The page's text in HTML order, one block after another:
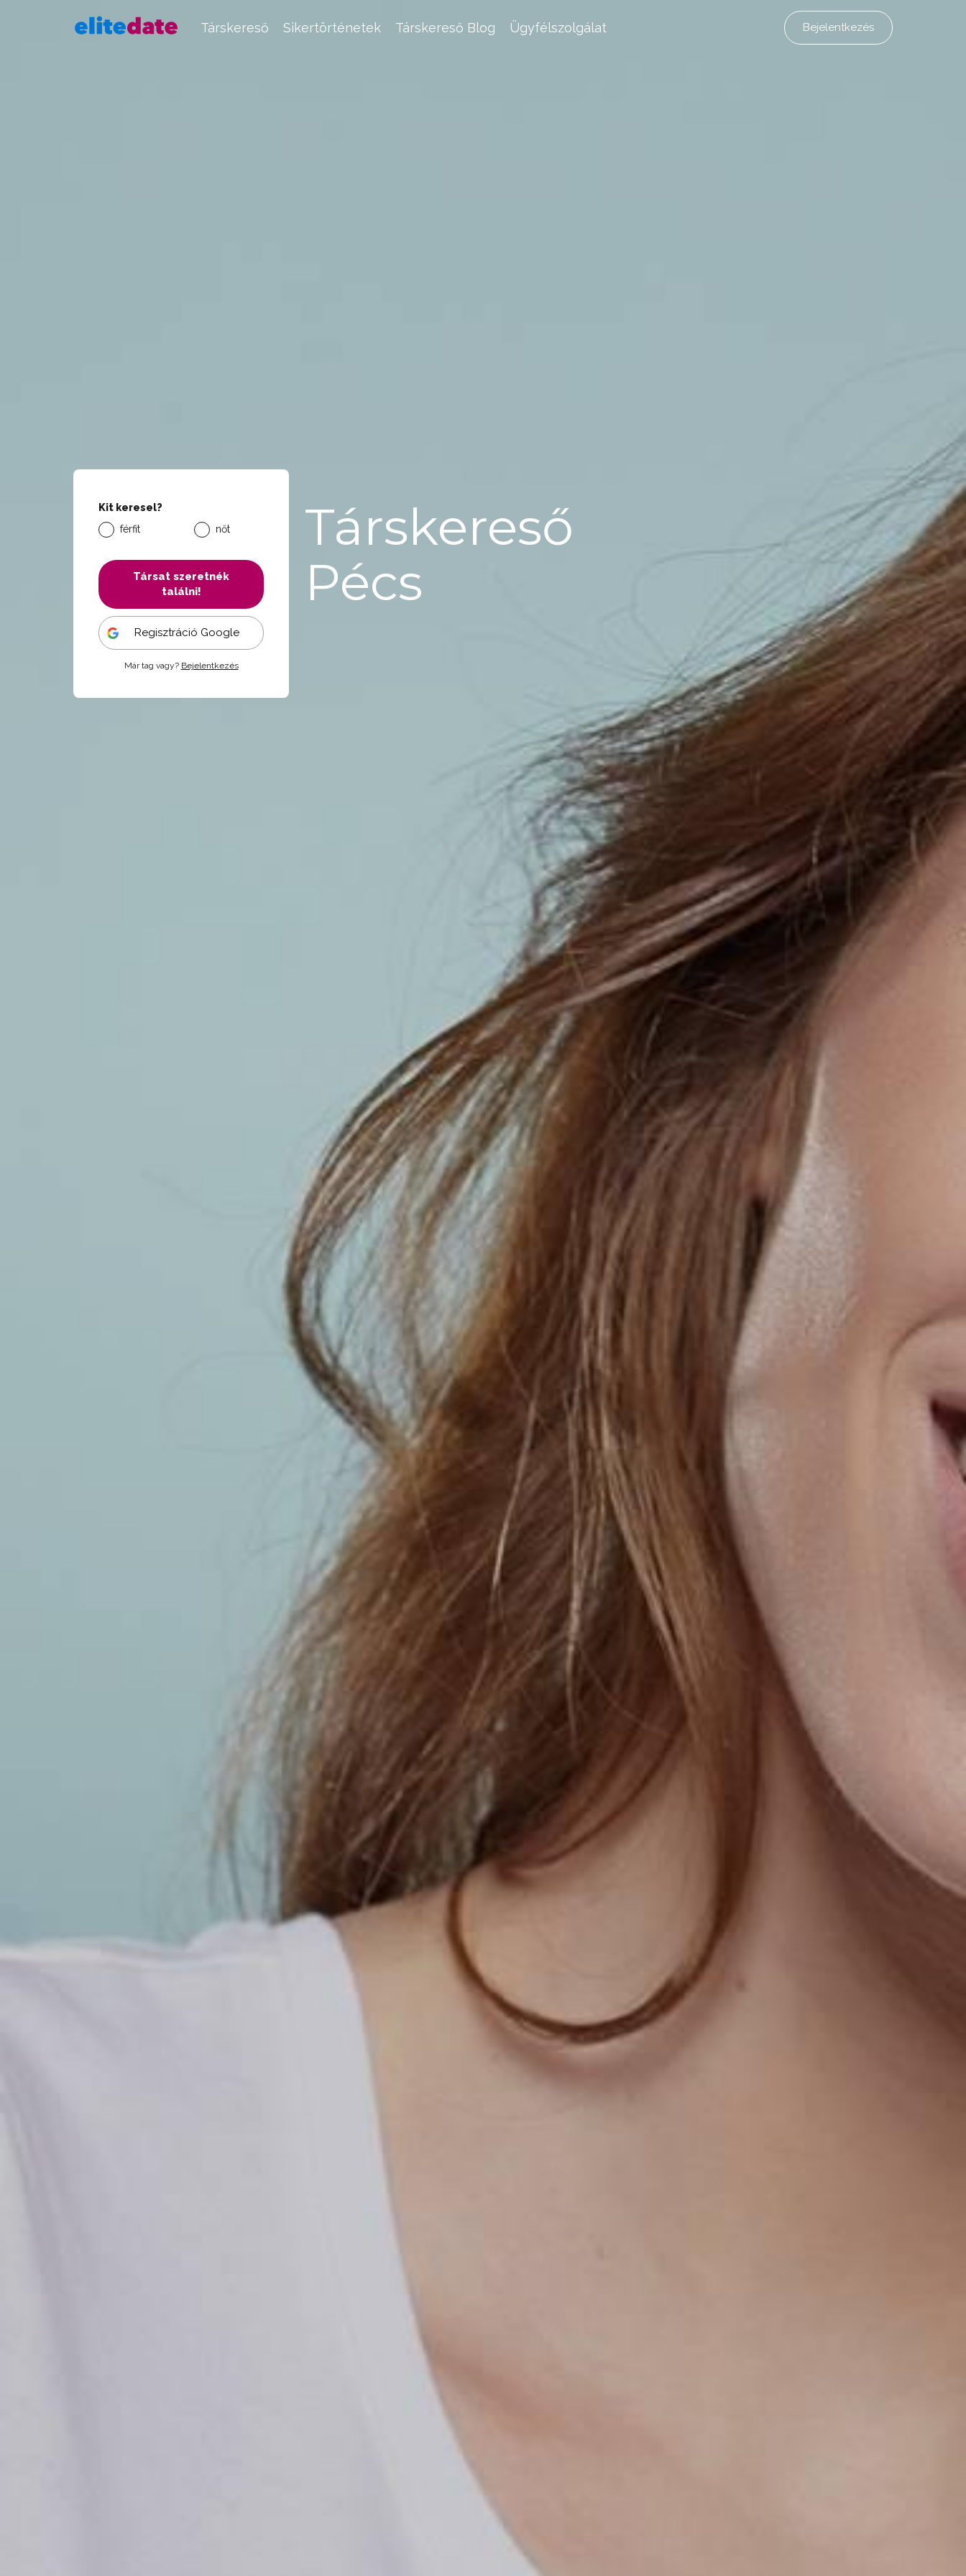
Társkereső Sikertörténetek Társkereső Blog Ügyfélszolgálat Bejelentkezés
Kit keresel?
férfit
nőt
Társat szeretnék
találni!
Regisztráció Google
Már tag vagy? Bejelentkezés
Társkereső
Pécs